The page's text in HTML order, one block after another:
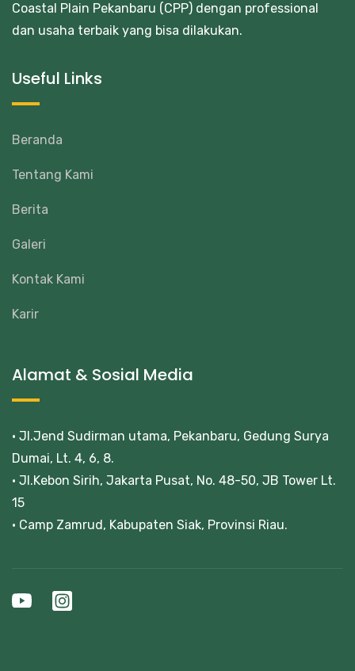
Coastal Plain Pekanbaru (CPP) dengan professional
dan usaha terbaik yang bisa dilakukan.
Useful Links
Beranda
Tentang Kami
Berita
Galeri
Kontak Kami
Karir
Alamat & Sosial Media
• Jl.Jend Sudirman utama, Pekanbaru, Gedung Surya
Dumai, Lt. 4, 6, 8.
• Jl.Kebon Sirih, Jakarta Pusat, No. 48-50, JB Tower Lt.
15
• Camp Zamrud, Kabupaten Siak, Provinsi Riau.